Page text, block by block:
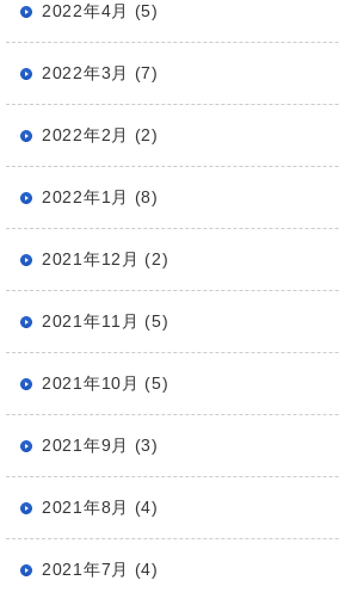
2022年4月 (5)
2022年3月 (7)
2022年2月 (2)
2022年1月 (8)
2021年12月 (2)
2021年11月 (5)
2021年10月 (5)
2021年9月 (3)
2021年8月 (4)
2021年7月 (4)